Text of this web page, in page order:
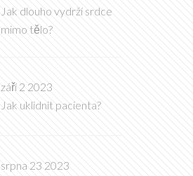
Jak dlouho vydrží srdce
mimo tělo?
září 2 2023
Jak uklidnit pacienta?
srpna 23 2023